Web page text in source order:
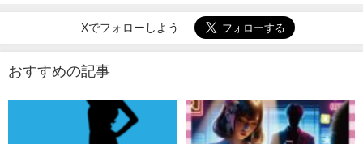
Xでフォローしよう
おすすめの記事